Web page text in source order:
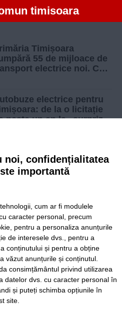
timisoara
Timișoara
55 de mijloace de
electrice noi. Cu
electrice pentru
de la o licitație
peste un an la „surprize
pentru STPT.
subventia dupa
biletelor
bun transport public
Timisoara. Orasul e pe
cinci la nivel national
Cookie-urilor
de utilizare
noi, confidențialitatea
importantă
cum ar fi modulele
caracter personal, precum
pentru a personaliza anunțurile
de interesele dvs., pentru a
conținutului și pentru a obține
văzut anunțurile și conținutul.
consimțământul privind utilizarea
datelor dvs. cu caracter personal în
și puteți schimba opțiunile în
site.